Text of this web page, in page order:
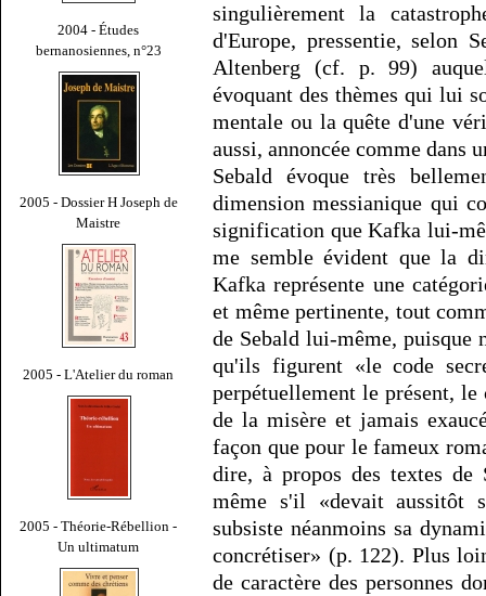
2004 - Études
bernanosiennes, n°23
2005 - Dossier H Joseph de
Maistre
2005 - L'Atelier du roman
2005 - Théorie-Rébellion -
Un ultimatum
singulièrement la
d'Europe, pressentie, selon
Altenberg (cf. p. 99)
évoquant des thèmes qui lui
mentale ou la quête d'une
aussi, annoncée comme dans
Sebald évoque très
dimension messianique qui
signification que Kafka lui-
me semble évident que la
Kafka représente une
et même pertinente, tout
de Sebald lui-même, puisque
qu'ils figurent «le code
perpétuellement le présent,
de la misère et jamais
façon que pour le fameux
dire, à propos des textes de
même s'il «devait
subsiste néanmoins sa
concrétiser» (p. 122). Plus
de caractère des personnes